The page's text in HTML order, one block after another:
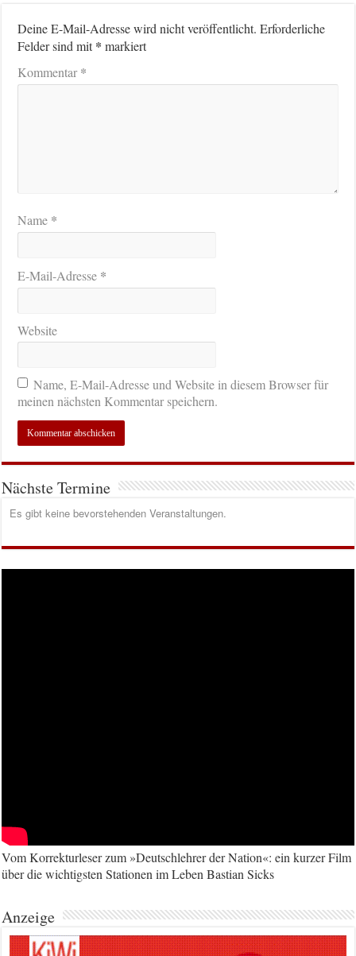
Deine E-Mail-Adresse wird nicht veröffentlicht. Erforderliche
Felder sind mit* markiert
Kommentar*
Name *
E-Mail-Adresse *
Website
Name, E-Mail-Adresse und Website in diesem Browser für
meinen nächsten Kommentar speichern.
Nächste Termine
Es gibt keine bevorstehenden Veranstaltungen.
Vom Korrekturleser zum »Deutschlehrer der Nation«: ein kurzer Film
über die wichtigsten Stationen im Leben Bastian Sicks
Anzeige